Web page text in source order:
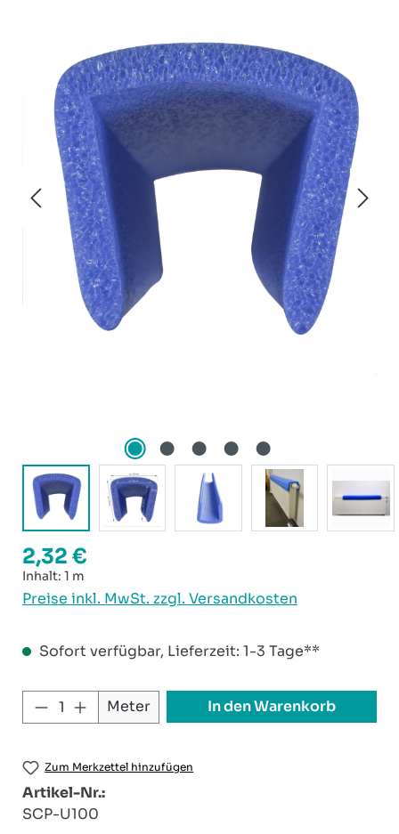
Regulärer Preis:
2,32 €
Inhalt: 1 m
Preise inkl. MwSt. zzgl. Versandkosten
Sofort verfügbar, Lieferzeit: 1-3 Tage**
Produkt Anzahl: Gib den
Meter In den Warenkorb
Zum Merkzettel hinzufügen
Artikel-Nr.:
SCP-U100